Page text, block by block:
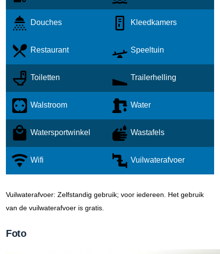
Douches Kleedkamers
Restaurant Speeltuin
Toiletten Trailerhelling
Walstroom Water
Watersportwinkel Wastafels
Wifi Vuilwaterafvoer
Vuilwaterafvoer: Zelfstandig gebruik; voor iedereen. Het gebruik
van de vuilwaterafvoer is gratis.
Foto